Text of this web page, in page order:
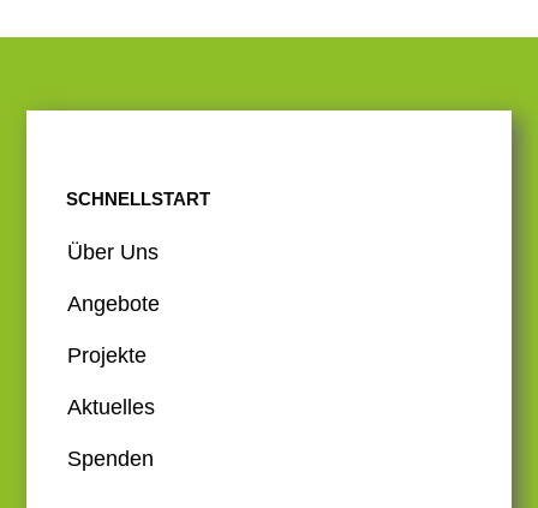
SCHNELLSTART
Über Uns
Angebote
Projekte
Aktuelles
Spenden